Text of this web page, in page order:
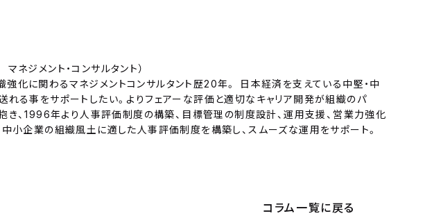
ジメント・コンサルタント）
化に関わるマネジメントコンサルタント歴20年。 日本経済を支えている中堅・中
れる事をサポートしたい。よりフェアーな評価と適切なキャリア開発が組織のパ
き、1996年より人事評価制度の構築、目標管理の制度設計、運用支援、営業力強化
小企業の組織風土に適した人事評価制度を構築し、スムーズな運用をサポート。
コラム一覧に戻る